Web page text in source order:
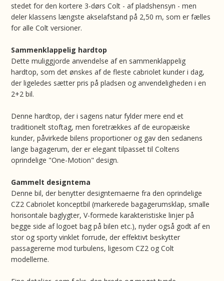
stedet for den kortere 3-dørs Colt - af pladshensyn - men
deler klassens længste akselafstand på 2,50 m, som er fælles
for alle Colt versioner.
Sammenklappelig hardtop
Dette muliggjorde anvendelse af en sammenklappelig
hardtop, som det ønskes af de fleste cabriolet kunder i dag,
der ligeledes sætter pris på pladsen og anvendeligheden i en
2+2 bil.
Denne hardtop, der i sagens natur fylder mere end et
traditionelt stoftag, men foretrækkes af de europæiske
kunder, påvirkede bilens proportioner og gav den sedanens
lange bagagerum, der er elegant tilpasset til Coltens
oprindelige "One-Motion" design.
Gammelt designtema
Denne bil, der benytter designtemaerne fra den oprindelige
CZ2 Cabriolet konceptbil (markerede bagagerumsklap, smalle
horisontale baglygter, V-formede karakteristiske linjer på
begge side af logoet bag på bilen etc.), nyder også godt af en
stor og sporty vinklet forrude, der effektivt beskytter
passagererne mod turbulens, ligesom CZ2 og Colt
modellerne.